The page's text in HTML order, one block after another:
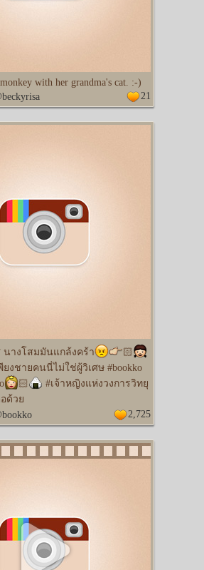
with her grandma's cat. :-)
21
างโสมมันแกล้งคร้า
🏻
ยงชายคนนี่ไม่ใช่ผู้วิเศษ #bookko
🏻
#เจ้าหญิงแห่งวงการวิทยุ
ด้วย
2,725